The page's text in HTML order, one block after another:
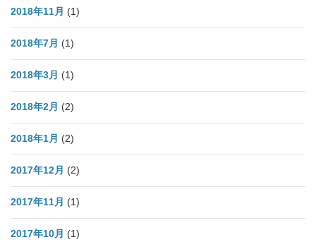
2018年11月 (1)
2018年7月 (1)
2018年3月 (1)
2018年2月 (2)
2018年1月 (2)
2017年12月 (2)
2017年11月 (1)
2017年10月 (1)